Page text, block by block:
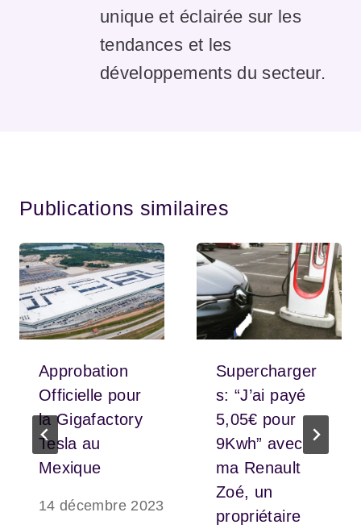
unique et éclairée sur les
tendances et les
développements du secteur.
Publications similaires
Approbation
Officielle pour
la Gigafactory
Tesla au
Mexique
14 décembre 2023
Supercharger
s: “J’ai payé
5,05€ pour
9Kwh” avec
ma Renault
Zoé, un
propriétaire